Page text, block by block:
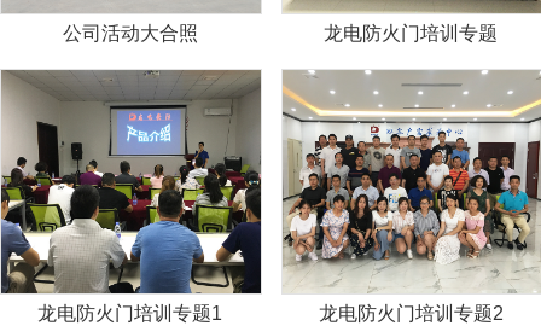
公司活动大合照 龙电防火门培训专题
龙电防火门培训专题1 龙电防火门培训专题2